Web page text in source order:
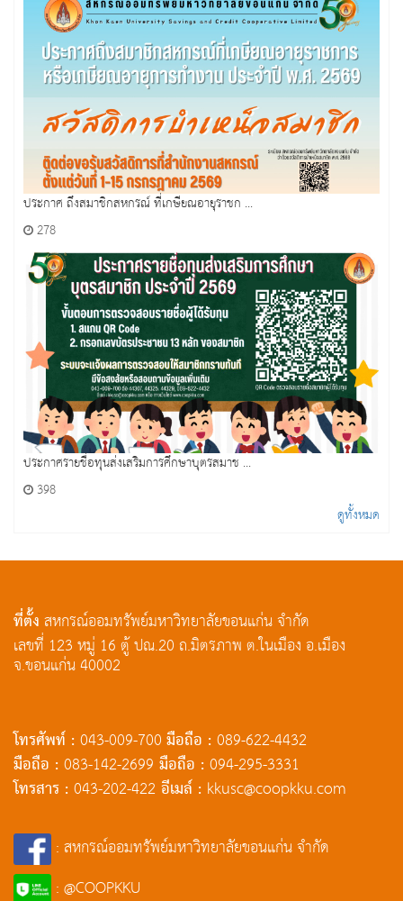
ประกาศ ถึงสมาชิกสหกรณ์ ที่เกษียณอายุราชก ...
278
ประกาศรายชื่อทุนส่งเสริมการศึกษาบุตรสมาช ...
398
ดูทั้งหมด
ที่ตั้งสหกรณ์ออมทรัพย์มหาวิทยาลัยขอนแก่น จำกัด
เลขที่ 123 หมู่ 16 ตู้ ปณ.20 ถ.มิตรภาพ ต.ในเมือง อ.เมือง
จ.ขอนแก่น 40002
โทรศัพท์ :043-009-700มือถือ :089-622-4432
มือถือ :083-142-2699 มือถือ :094-295-3331
โทรสาร :043-202-422อีเมล์ : kkusc@coopkku.com
: สหกรณ์ออมทรัพย์มหาวิทยาลัยขอนแก่น จำกัด
: @COOPKKU